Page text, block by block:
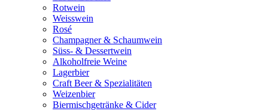
Rotwein
Weisswein
Rosé
Champagner & Schaumwein
Süss- & Dessertwein
Alkoholfreie Weine
Lagerbier
Craft Beer & Spezialitäten
Weizenbier
Biermischgetränke & Cider